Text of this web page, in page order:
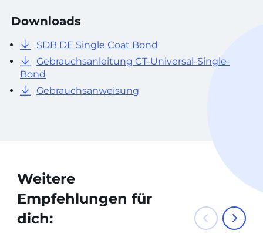
Downloads
SDB DE Single Coat Bond
Gebrauchsanleitung CT-Universal-Single-
Bond
Gebrauchsanweisung
Weitere
Empfehlungen für
dich: